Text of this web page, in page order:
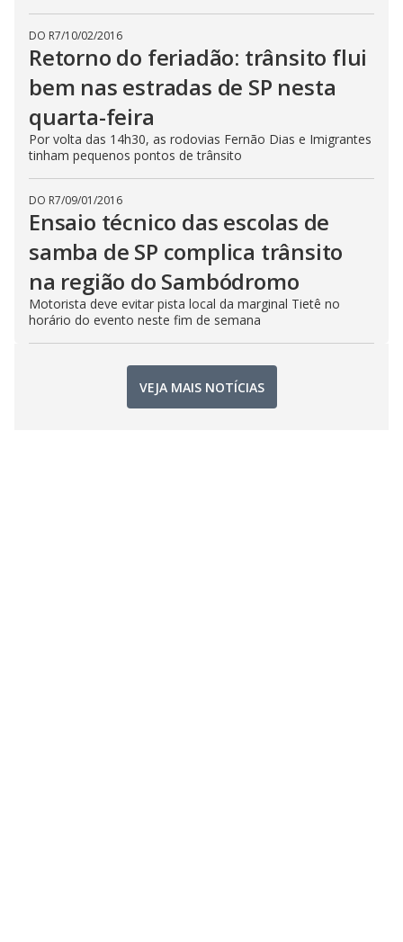
DO R7/10/02/2016
Retorno do feriadão: trânsito flui
bem nas estradas de SP nesta
quarta-feira
Por volta das 14h30, as rodovias Fernão Dias e Imigrantes
tinham pequenos pontos de trânsito
DO R7/09/01/2016
Ensaio técnico das escolas de
samba de SP complica trânsito
na região do Sambódromo
Motorista deve evitar pista local da marginal Tietê no
horário do evento neste fim de semana
VEJA MAIS NOTÍCIAS